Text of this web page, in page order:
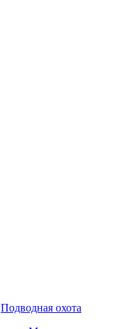
Подводная охота